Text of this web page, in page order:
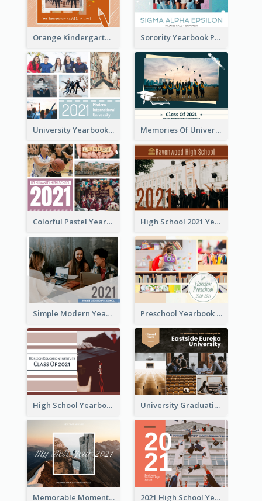
Orange Kindergarten Yearbook Photo Book Sorority Yearbook Photo Book
University Yearbook Photo Book Memories Of University Yearbook Photo Book
Colorful Pastel Yearbook Photo Book High School 2021 Yearbook Photo Book
Simple Modern Yearbook Photo Book Preschool Yearbook Photo Book
High School Yearbook Photo Book University Graduation Yearbook Photo Book
Memorable Moments Yearbook Photo Book 2021 High School Yearbook Photo Book